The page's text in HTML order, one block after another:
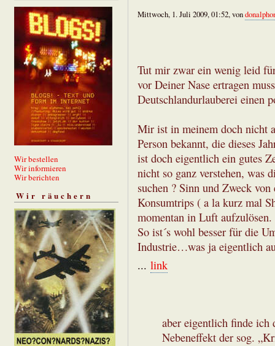
Wir bestellen
Wir informieren
Wir berichten
Wir räuchern
Mittwoch, 1. Juli 2009, 01:52, von
Tut mir zwar ein wenig leid
vor Deiner Nase ertragen
Deutschlandurlauberei einen
Mir ist in meinem doch nicht
Person bekannt, die dieses
ist doch eigentlich ein gutes
nicht so ganz verstehen, was
suchen ? Sinn und Zweck
Konsumtrips ( a la kurz mal
momentan in Luft aufzulösen.
So ist´s wohl besser für die
Industrie…was ja eigentlich
... link
aber eigentlich finde ich
Nebeneffekt der sog.